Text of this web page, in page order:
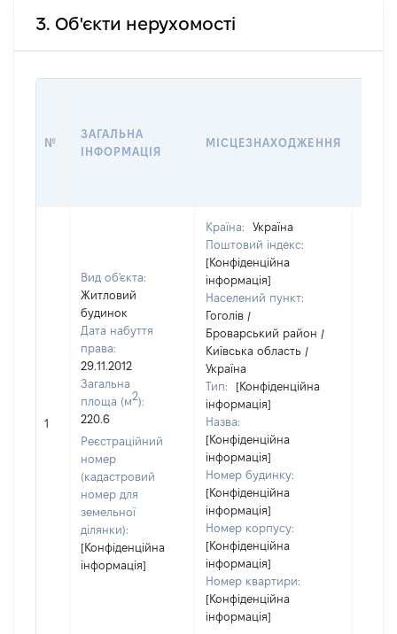
3. Об'єкти нерухомості
№
ЗАГАЛЬНА
ІНФОРМАЦІЯ
МІСЦЕЗНАХОДЖЕННЯ
1
Вид об'єкта:
Житловий
будинок
Дата набуття
права:
29.11.2012
Загальна
площа (м2):
220.6
Реєстраційний
номер
(кадастровий
номер для
земельної
ділянки):
[Конфіденційна
інформація]
Країна:
Україна
Поштовий індекс:
[Конфіденційна
інформація]
Населений пункт:
Гоголів /
Броварський район /
Київська область /
Україна
Тип:
[Конфіденційна
інформація]
Назва:
[Конфіденційна
інформація]
Номер будинку:
[Конфіденційна
інформація]
Номер корпусу:
[Конфіденційна
інформація]
Номер квартири:
[Конфіденційна
інформація]